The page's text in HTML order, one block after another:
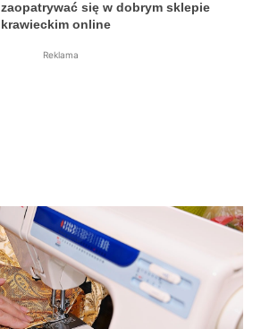
zaopatrywać się w dobrym sklepie
krawieckim online
Reklama